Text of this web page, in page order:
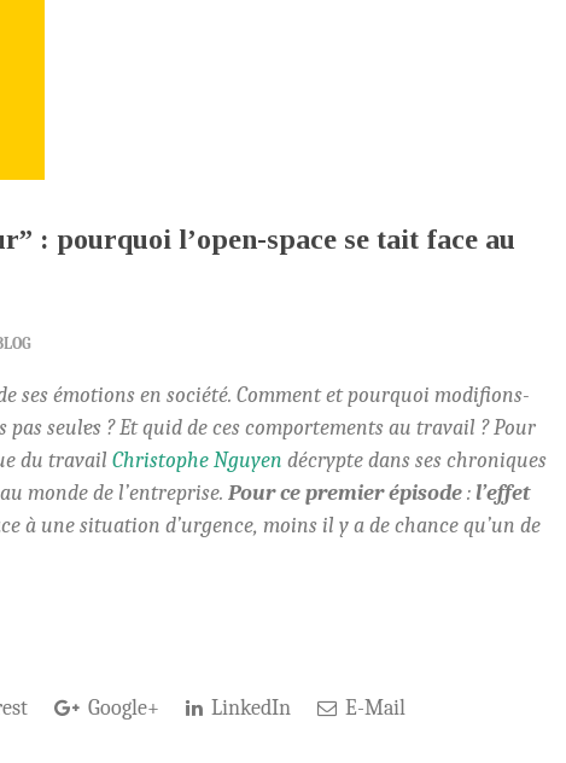
: pourquoi l’open-space se tait face au
ses émotions en société. Comment et pourquoi modifions-
seul·e·s ? Et quid de ces comportements au travail ? Pour
du travail Christophe Nguyen décrypte dans ses chroniques
monde de l’entreprise. Pour ce premier épisode: l’effet
à une situation d’urgence, moins il y a de chance qu’un de
Google+ LinkedIn E-Mail